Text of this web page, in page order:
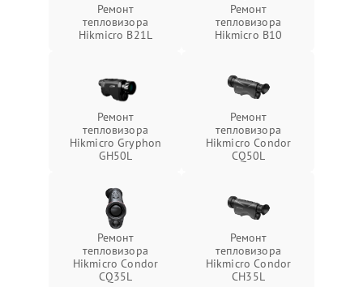
Ремонт
тепловизора
Hikmicro B21L
Ремонт
тепловизора
Hikmicro B10
Ремонт
тепловизора
Hikmicro Gryphon
GH50L
Ремонт
тепловизора
Hikmicro Condor
CQ50L
Ремонт
тепловизора
Hikmicro Condor
CQ35L
Ремонт
тепловизора
Hikmicro Condor
CH35L